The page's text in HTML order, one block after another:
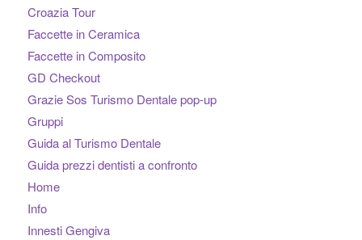
Croazia Tour
Faccette in Ceramica
Faccette in Composito
GD Checkout
Grazie Sos Turismo Dentale pop-up
Gruppi
Guida al Turismo Dentale
Guida prezzi dentisti a confronto
Home
Info
Innesti Gengiva